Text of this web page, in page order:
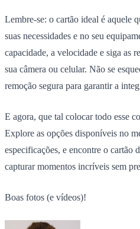
Lembre-se: o cartão ideal é aquele
suas necessidades e no seu
capacidade, a velocidade e siga as
sua câmera ou celular. Não se
remoção segura para garantir a
E agora, que tal colocar todo esse
Explore as opções disponíveis no
especificações, e encontre o cartão
capturar momentos incríveis sem
Boas fotos (e vídeos)!